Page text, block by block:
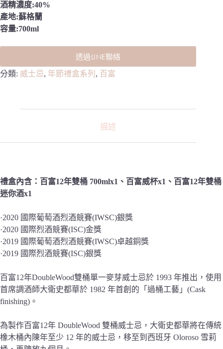
酒精濃度:40%
產地:蘇格蘭
容量:700ml
透過LINE聯絡
分類: 威士忌, 年節禮盒系列 , 百富
描述
禮盒內含：百富12年雙桶 700mlx1、百富威杯x1、百富12年雙桶
迷你酒x1
·2020 國際葡萄酒烈酒競賽(IWSC)銀獎
·2020 國際烈酒競賽(ISC)金獎
·2019 國際葡萄酒烈酒競賽(IWSC)卓越銅獎
·2019 國際烈酒競賽(ISC)銀獎
百富12年DoubleWood雙桶單一麥芽威士忌於 1993 年推出，使用
首席調酒師大衛史都華於 1982 年首創的「過桶工藝」(Cask
finishing)。
為製作百富12年 DoubleWood 雙桶威士忌，大衛史都華將在傳統
橡木桶內陳年至少 12 年的威士忌，移至到西班牙 Oloroso 雪莉